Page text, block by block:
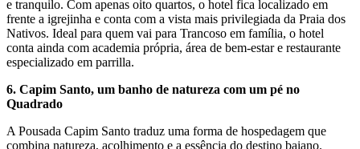
e tranquilo. Com apenas oito quartos, o hotel fica localizado em
frente a igrejinha e conta com a vista mais privilegiada da Praia dos
Nativos. Ideal para quem vai para Trancoso em família, o hotel
conta ainda com academia própria, área de bem-estar e restaurante
especializado em parrilla.
6. Capim Santo, um banho de natureza com um pé no
Quadrado
A Pousada Capim Santo traduz uma forma de hospedagem que
combina natureza, acolhimento e a essência do destino baiano.